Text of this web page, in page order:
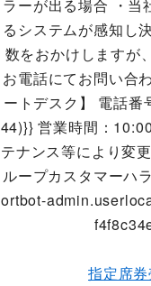
ラーが出る場合 ・当
るシステムが感知し
数をおかけしますが
お電話にてお問い合
ートデスク】 電話
44)}} 営業時間：
テナンス等により変
ループカスタマーハ
ortbot-
指定席